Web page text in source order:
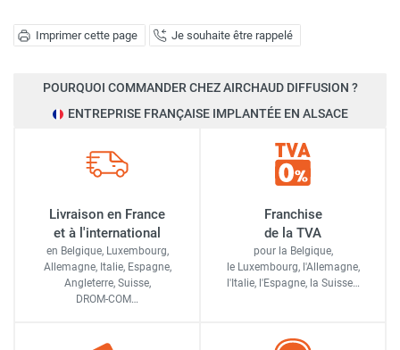
Imprimer cette page Je souhaite être rappelé
POURQUOI COMMANDER CHEZ AIRCHAUD DIFFUSION ?
ENTREPRISE FRANÇAISE IMPLANTÉE EN ALSACE
Livraison en France
et à l'international
en Belgique, Luxembourg,
Allemagne, Italie, Espagne,
Angleterre, Suisse,
DROM-COM…
Franchise
de la TVA
pour la Belgique,
le Luxembourg, l'Allemagne,
l'Italie, l'Espagne, la Suisse…